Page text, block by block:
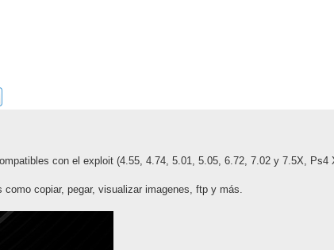
con el exploit (4.55, 4.74, 5.01, 5.05, 6.72, 7.02 y 7.5X, Ps4
copiar, pegar, visualizar imagenes, ftp y más.